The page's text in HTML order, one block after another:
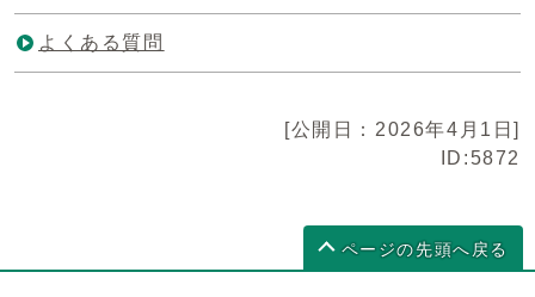
よくある質問
[公開日：2026年4月1日]
ID:5872
ページの先頭へ戻る